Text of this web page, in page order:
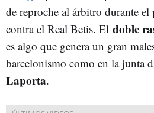
de reproche al árbitro durante
contra el Real Betis. El doble
es algo que genera un gran
barcelonismo como en la junta
Laporta.